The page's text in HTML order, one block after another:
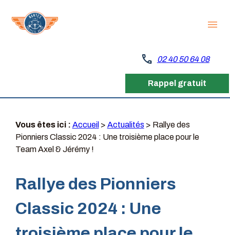
menu
call 02 40 50 64 08
Rappel gratuit
Vous êtes ici : Accueil > Actualités > Rallye des
Pionniers Classic 2024 : Une troisième place pour le
Team Axel & Jérémy !
Rallye des Pionniers
Classic 2024 : Une